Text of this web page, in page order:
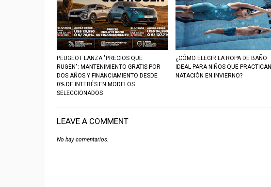
PEUGEOT LANZA "PRECIOS QUE
RUGEN": MANTENIMIENTO GRATIS POR
DOS AÑOS Y FINANCIAMIENTO DESDE
0% DE INTERÉS EN MODELOS
SELECCIONADOS
¿CÓMO ELEGIR LA ROPA DE BAÑO
IDEAL PARA NIÑOS QUE PRACTICAN
NATACIÓN EN INVIERNO?
LEAVE A COMMENT
No hay comentarios.